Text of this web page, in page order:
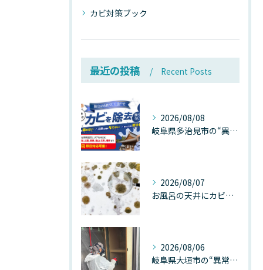
カビ対策ブック
最近の投稿 Recent Posts
2026/08/08
岐阜県多治見市の“異常な高温”が建物内部を破壊する──深層カビが急増する危険な温度差の正体
2026/08/07
お風呂の天井にカビが生えたら要注意！2026年8月の猛暑・高湿度で急増する浴室カビの原因と正しい対策
2026/08/06
岐阜県大垣市の“異常に高い気温”が建物内部を腐らせる──深層カビが爆発的に増える本当の理由